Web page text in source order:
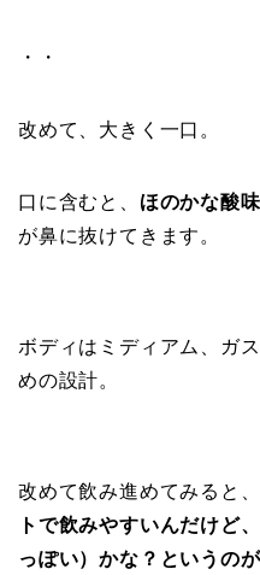
・・
改めて、大きく一口。
口に含むと、 ほのかな酸
が鼻に抜けてきます。
ボディはミディアム、ガ
めの設計。
改めて飲み進めてみると、
トで飲みやすいんだけど
っぽい）かな？というの